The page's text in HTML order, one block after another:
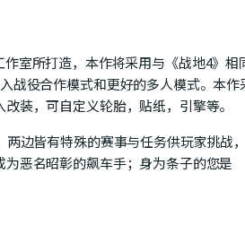
室所打造，本作将采用与《战地4》相
战役合作模式和更好的多人模式。本作
装，可自定义轮胎，贴纸，引擎等。
两边皆有特殊的赛事与任务供玩家挑战
恶名昭彰的飙车手；身为条子的您是